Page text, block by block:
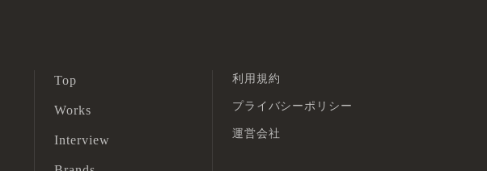
Top
Works
Interview
利用規約
プライバシーポリシー
運営会社